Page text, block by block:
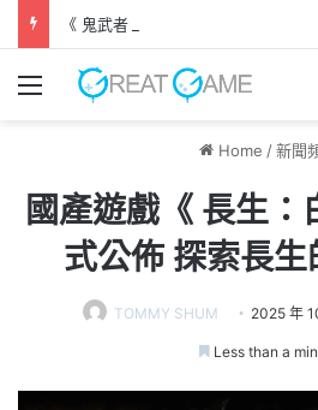
《 鬼武者 劍之道 》 實機試玩報告
Menu
Home /新聞
國產遊戲《 長生
式公佈 探索長
TOMMY SHUM 2025 年
Less than a